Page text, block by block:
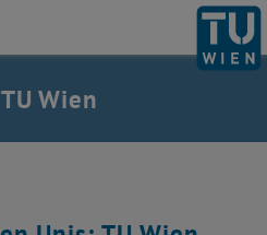
Startseite auflisten
Wien